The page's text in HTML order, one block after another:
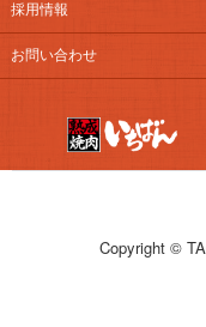
採用情報
お問い合わせ
Copyright ©